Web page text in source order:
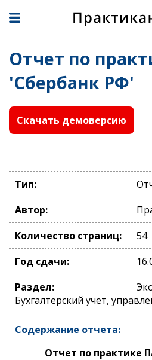
Отчет по
'Сбербанк РФ'
Скачать демоверсию
Тип:
Автор:
Количество страниц:
54
Год сдачи:
Раздел:
Бухгалтерский учет,
Содержание отчета:
Отчет по практике